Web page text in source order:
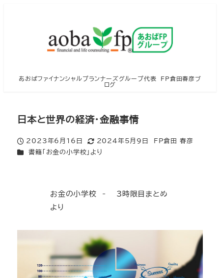
あおばファイナンシャルプランナーズグループ代表 FP倉田春彦ブ
ログ
日本と世界の経済・金融事情
投稿日
2023年6月16日
更新日
2024年5月9日
FP倉田 春彦
カテゴリー
書籍「お金の小学校」より
お金の小学校 - 3時限目まとめ
より